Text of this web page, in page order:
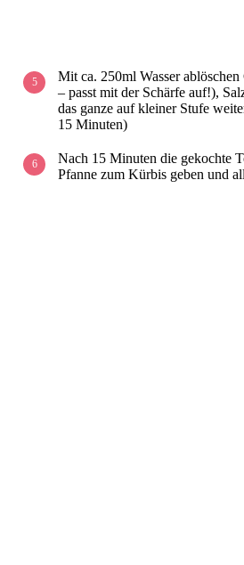
Mit ca. 250ml Wasser
– passt mit der Schärfe auf!),
das ganze auf kleiner Stufe
15 Minuten)
Nach 15 Minuten die gekochte
Pfanne zum Kürbis geben und